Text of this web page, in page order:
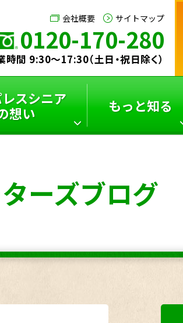
会社概要 サイトマップ
0120-170-280
時間 9:30～17:30（土日・祝日除く）
スシニア
想い
特選コラム
もっと知る
パレスシニアと
は？
サービス付き高
け
住宅の選び方
ーズブログ